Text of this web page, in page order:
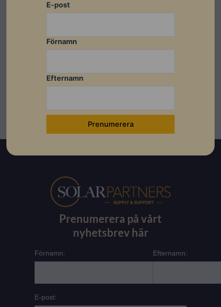
Montageanvisningar
Användarmanual
Prenumerera på vårt
nyhetsbrev här
Förnamn: Efternamn:
E-post:
E-post
Förnamn
Efternamn